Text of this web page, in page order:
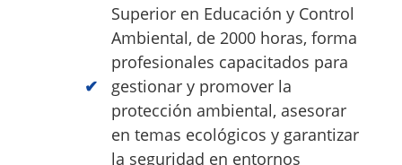
Superior en Educación y Control
Ambiental, de 2000 horas, forma
profesionales capacitados para
gestionar y promover la
protección ambiental, asesorar
en temas ecológicos y garantizar
la seguridad en entornos